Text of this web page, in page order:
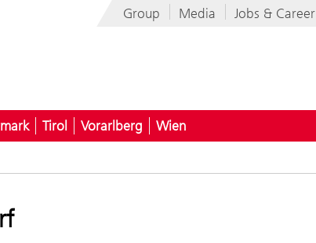
Group Media Jobs & Career
Tirol Vorarlberg Wien